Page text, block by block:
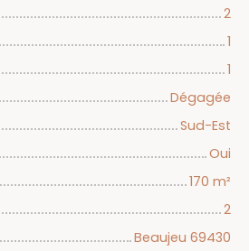
2
1
1
Dégagée
Sud-Est
Oui
170 m²
2
Beaujeu 69430